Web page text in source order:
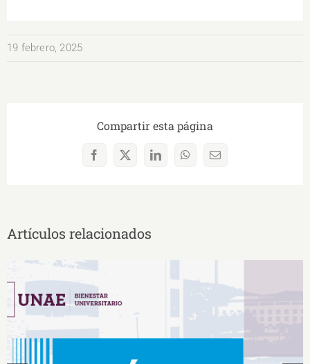
19 febrero, 2025
Compartir esta página
Facebook
X LinkedInWhatsAppCorreo
Artículos relacionados